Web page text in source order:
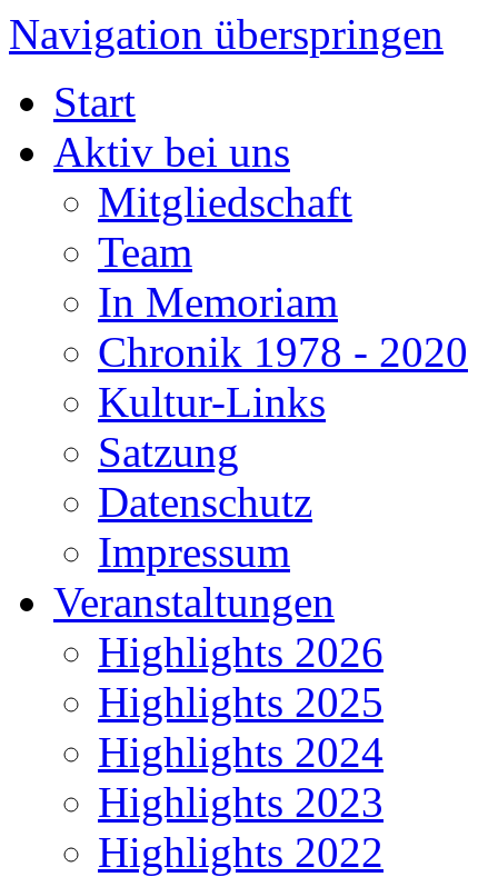
Navigation überspringen
Start
Aktiv bei uns
Mitgliedschaft
Team
In Memoriam
Chronik 1978 - 2020
Kultur-Links
Satzung
Datenschutz
Impressum
Veranstaltungen
Highlights 2026
Highlights 2025
Highlights 2024
Highlights 2023
Highlights 2022